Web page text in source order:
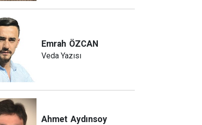
Emrah ÖZCAN
Veda Yazısı
Ahmet Aydınsoy